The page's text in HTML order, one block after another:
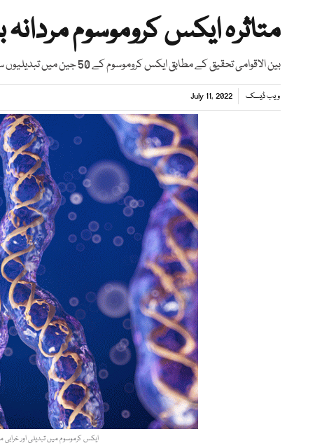
متاثرہ ایکس کروموسوم
بین الاقوامی تحقیق کے مطابق ایکس کروموسوم کے 50 جین میں تبدیلیوں سے اسپرم کی پیداوار متاثر ہوتی ہے
ویب ڈیسک July 11, 2022
ایکس کرموسوم میں تبدیلی اور